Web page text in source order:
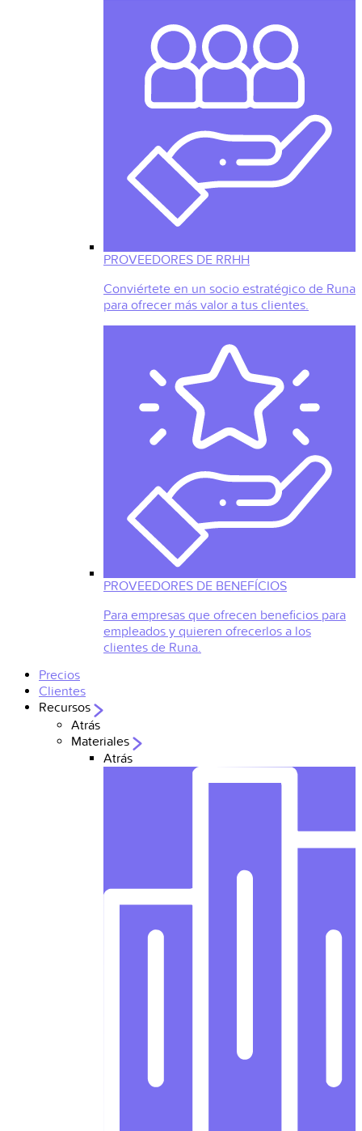
PROVEEDORES DE RRHH
Conviértete en un socio estratégico de Runa
para ofrecer más valor a tus clientes.
PROVEEDORES DE BENEFÍCIOS
Para empresas que ofrecen beneficios para
empleados y quieren ofrecerlos a los
clientes de Runa.
Precios
Clientes
Recursos
Atrás
Materiales
Atrás